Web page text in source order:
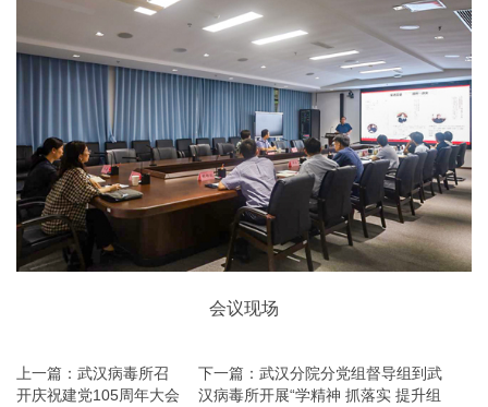
会议现场
上一篇：武汉病毒所召
开庆祝建党105周年大会
下一篇：武汉分院分党组督导组到武
汉病毒所开展“学精神 抓落实 提升组